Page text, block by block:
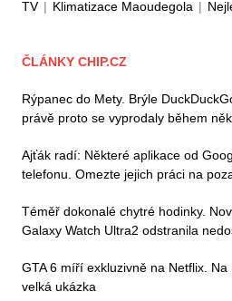
TV | Klimatizace Maoudegola |
ČLÁNKY CHIP.CZ
Rýpanec do Mety. Brýle
právě proto se vyprodaly během
Ajťák radí: Některé aplikace od
telefonu. Omezte jejich práci na
Téměř dokonalé chytré hodinky.
Galaxy Watch Ultra2 odstranila
GTA 6 míří exkluzivně na Netflix.
velká ukázka